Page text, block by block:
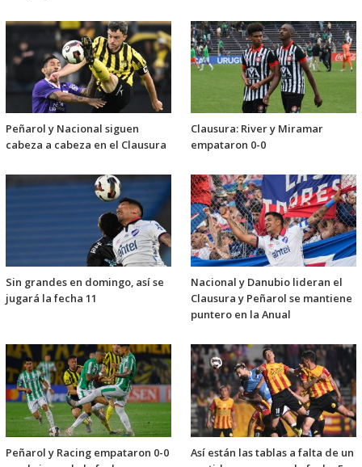
Peñarol y Nacional siguen
cabeza a cabeza en el Clausura
Clausura: River y Miramar
empataron 0-0
Sin grandes en domingo, así se
jugará la fecha 11
Nacional y Danubio lideran el
Clausura y Peñarol se mantiene
puntero en la Anual
Peñarol y Racing empataron 0-0
Así están las tablas a falta de un